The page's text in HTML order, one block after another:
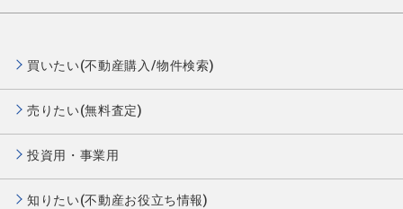
買いたい(不動産購入/物件検索)
売りたい(無料査定)
投資用・事業用
知りたい(不動産お役立ち情報)